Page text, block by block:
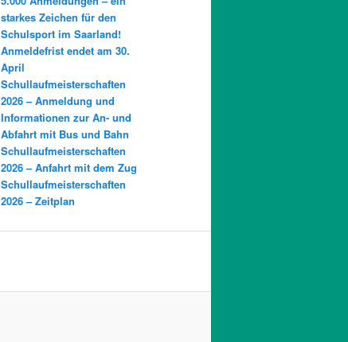
starkes Zeichen für den
Schulsport im Saarland!
Anmeldefrist endet am 30.
April
Schullaufmeisterschaften
2026 – Anmeldung und
Informationen zur An- und
Abfahrt mit Bus und Bahn
Schullaufmeisterschaften
2026 – Anfahrt mit dem Zug
Schullaufmeisterschaften
2026 – Zeitplan